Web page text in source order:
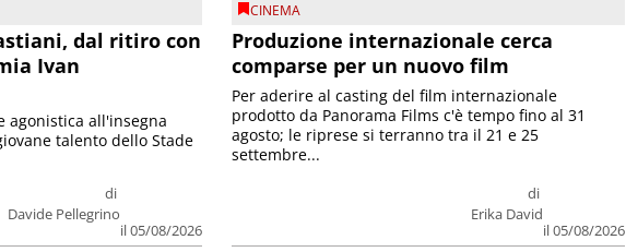
dal ritiro con
Ivan
di
Davide Pellegrino
il 05/08/2026
agonistica all'insegna
talento dello Stade
CINEMA
Produzione internazionale cerca
comparse per un nuovo film
di
Erika David
il 05/08/2026
Per aderire al casting del film internazionale
prodotto da Panorama Films c'è tempo fino al 31
agosto; le riprese si terranno tra il 21 e 25
settembre...